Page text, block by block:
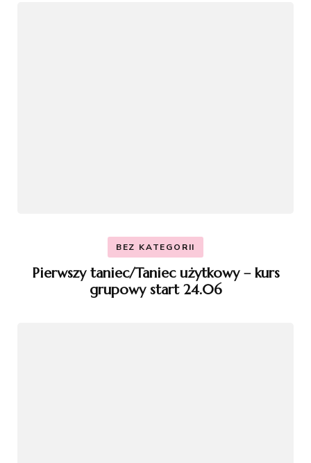
BEZ KATEGORII
Pierwszy taniec/Taniec użytkowy – kurs
grupowy start 24.06